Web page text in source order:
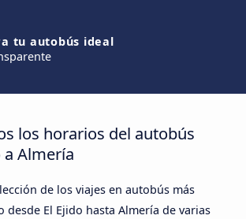
tu autobús ideal
los horarios del autobús
a Almería
de los viajes en autobús más
desde El Ejido hasta Almería de varias